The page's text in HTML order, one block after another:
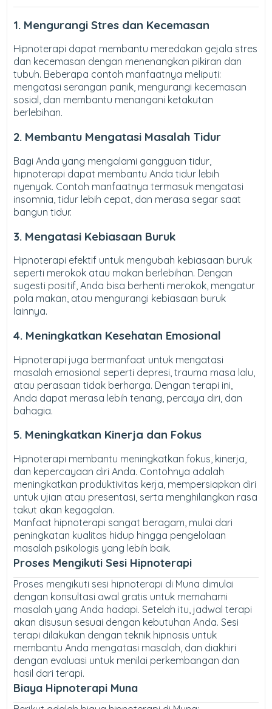
1. Mengurangi Stres dan Kecemasan
Hipnoterapi dapat membantu meredakan gejala stres
dan kecemasan dengan menenangkan pikiran dan
tubuh. Beberapa contoh manfaatnya meliputi:
mengatasi serangan panik, mengurangi kecemasan
sosial, dan membantu menangani ketakutan
berlebihan.
2. Membantu Mengatasi Masalah Tidur
Bagi Anda yang mengalami gangguan tidur,
hipnoterapi dapat membantu Anda tidur lebih
nyenyak. Contoh manfaatnya termasuk mengatasi
insomnia, tidur lebih cepat, dan merasa segar saat
bangun tidur.
3. Mengatasi Kebiasaan Buruk
Hipnoterapi efektif untuk mengubah kebiasaan buruk
seperti merokok atau makan berlebihan. Dengan
sugesti positif, Anda bisa berhenti merokok, mengatur
pola makan, atau mengurangi kebiasaan buruk
lainnya.
4. Meningkatkan Kesehatan Emosional
Hipnoterapi juga bermanfaat untuk mengatasi
masalah emosional seperti depresi, trauma masa lalu,
atau perasaan tidak berharga. Dengan terapi ini,
Anda dapat merasa lebih tenang, percaya diri, dan
bahagia.
5. Meningkatkan Kinerja dan Fokus
Hipnoterapi membantu meningkatkan fokus, kinerja,
dan kepercayaan diri Anda. Contohnya adalah
meningkatkan produktivitas kerja, mempersiapkan diri
untuk ujian atau presentasi, serta menghilangkan rasa
takut akan kegagalan.
Manfaat hipnoterapi sangat beragam, mulai dari
peningkatan kualitas hidup hingga pengelolaan
masalah psikologis yang lebih baik.
Proses Mengikuti Sesi Hipnoterapi
Proses mengikuti sesi hipnoterapi di Muna dimulai
dengan konsultasi awal gratis untuk memahami
masalah yang Anda hadapi. Setelah itu, jadwal terapi
akan disusun sesuai dengan kebutuhan Anda. Sesi
terapi dilakukan dengan teknik hipnosis untuk
membantu Anda mengatasi masalah, dan diakhiri
dengan evaluasi untuk menilai perkembangan dan
hasil dari terapi.
Biaya Hipnoterapi Muna